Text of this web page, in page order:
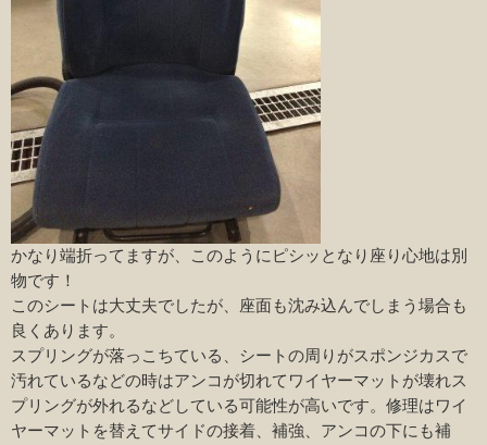
かなり端折ってますが、このようにピシッとなり座り心地は別
物です！
このシートは大丈夫でしたが、座面も沈み込んでしまう場合も
良くあります。
スプリングが落っこちている、シートの周りがスポンジカスで
汚れているなどの時はアンコが切れてワイヤーマットが壊れス
プリングが外れるなどしている可能性が高いです。修理はワイ
ヤーマットを替えてサイドの接着、補強、アンコの下にも補